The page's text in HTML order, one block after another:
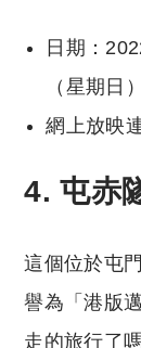
日期：
（星期日）
網上放映
4. 屯赤
這個位於屯
譽為「港版
走的旅行了